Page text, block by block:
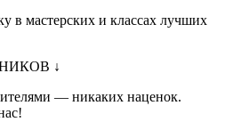
в мастерских и классах лучших
↓
— никаких наценок.